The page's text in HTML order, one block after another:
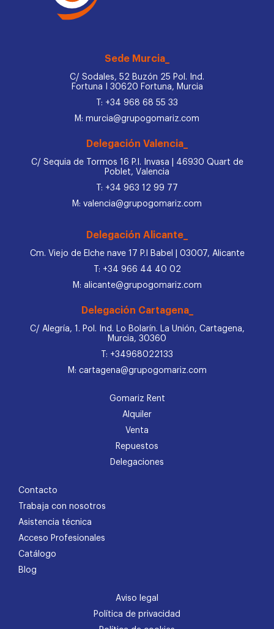
Sede Murcia_
C/ Sodales, 52 Buzón 25 Pol. Ind.
Fortuna I 30620 Fortuna, Murcia
T: +34 968 68 55 33
M: murcia@grupogomariz.com
Delegación Valencia_
C/ Sequia de Tormos 16 P.I. Invasa | 46930 Quart de
Poblet, Valencia
T: +34 963 12 99 77
M: valencia@grupogomariz.com
Delegación Alicante_
Cm. Viejo de Elche nave 17 P.I Babel | 03007, Alicante
T: +34 966 44 40 02
M: alicante@grupogomariz.com
Delegación Cartagena_
C/ Alegría, 1. Pol. Ind. Lo Bolarín. La Unión, Cartagena,
Murcia, 30360
T: +34968022133
M: cartagena@grupogomariz.com
Gomariz Rent
Alquiler
Venta
Repuestos
Delegaciones
Contacto
Trabaja con nosotros
Asistencia técnica
Acceso Profesionales
Catálogo
Blog
Aviso legal
Política de privacidad